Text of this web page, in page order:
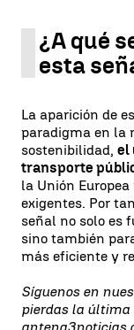
¿A qué
esta
La aparición de
paradigma en la
sostenibilidad, el
transporte
la Unión
exigentes. Por
señal no solo es
sino también
más eficiente y
Síguenos en
pierdas la última